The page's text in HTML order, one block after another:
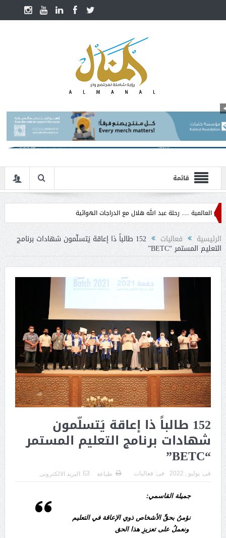
قائمة
..... رحلة عبد الله هلال مع الدراجات الهوائية
الرئيسية فعاليات 152 طالباً ذا إعاقة يَتسلّمون شهادات برنامج
التعليم المستمر “BETC”
152 طالباً ذا إعاقة يَتسلّمون
شهادات برنامج التعليم المستمر
“BETC”
فى: يوليو , 2022 فى: فعاليات طباعة البريد الالكترونى
جميلة القاسمي:
نؤمنُ بحقِّ الأشخاص ذوي الإعاقة في التعليم
ونعملُ على تعزيزِ هذا الحق